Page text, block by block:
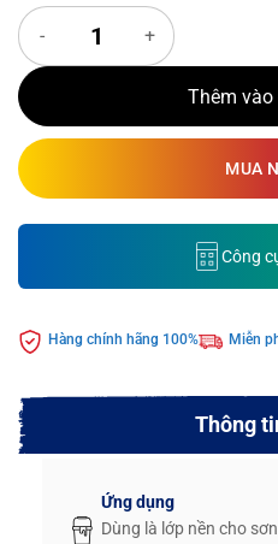
Mastic Dẻo Kova Đa Năng số lượng
Thêm vào
MUA
Công
Hàng chính hãng 100% Miễn
Thông
Ứng dụng
Dùng là lớp nền cho